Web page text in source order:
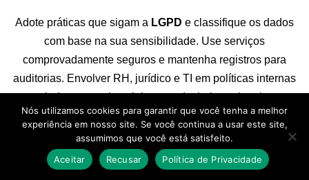
Adote práticas que sigam a LGPD e classifique os dados
com base na sua sensibilidade. Use serviços
comprovadamente seguros e mantenha registros para
auditorias. Envolver RH, jurídico e TI em políticas internas
ajuda a cumprir as leis e a reduzir riscos legais.
Melhorando a confiança do usuário
Nós utilizamos cookies para garantir que você tenha a melhor
experiência em nosso site. Se você continua a usar este site,
assumimos que você está satisfeito.
Aceitar
Recusar Política de Privacidade